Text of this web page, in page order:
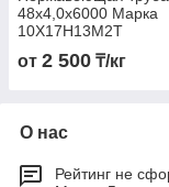
48х4,0х6000 Марка
10Х17Н13М2Т
от 2 500 ₸/кг
О нас
Рейтинг не